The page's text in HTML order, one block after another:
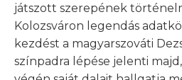
játszott szerepének
Kolozsváron legendás
kezdést a magyarszováti
színpadra lépése jelenti